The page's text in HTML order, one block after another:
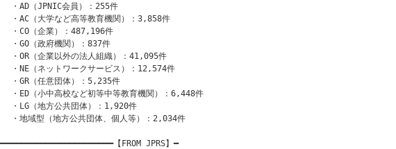
・AD（JPNIC会員）：255件
・AC（大学など高等教育機関）：3,858件
・CO（企業）：487,196件
・GO（政府機関）：837件
・OR（企業以外の法人組織）：41,095件
・NE（ネットワークサービス）：12,574件
・GR（任意団体）：5,235件
・ED（小中高校など初等中等教育機関）：6,448件
・LG（地方公共団体）：1,920件
・地域型（地方公共団体、個人等）：2,034件
【FROM JPRS】━